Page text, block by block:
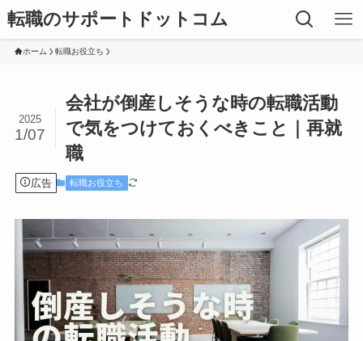
転職のサポートドットコム
ホーム 転職お役立ち
会社が倒産しそうな時の転職活動
で気をつけておくべきこと｜再就
職
2025
1/07
広告 転職お役立ち